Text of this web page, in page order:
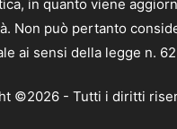
in quanto viene
Non può pertanto
ai sensi della legge n.
©2026 - Tutti i diritti